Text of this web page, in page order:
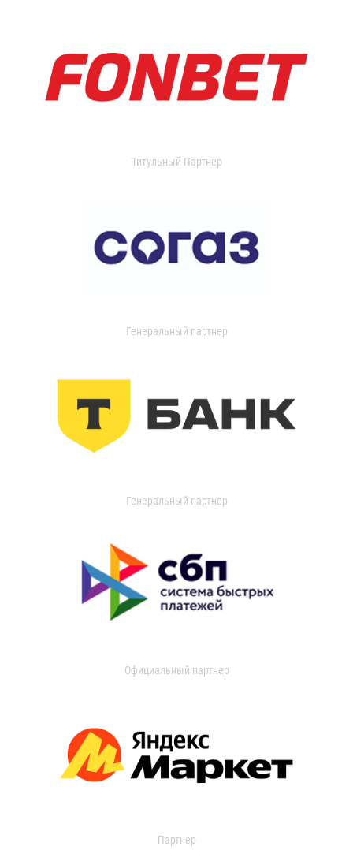
Титульный Партнер
Генеральный партнер
Генеральный партнер
Официальный партнер
Партнер